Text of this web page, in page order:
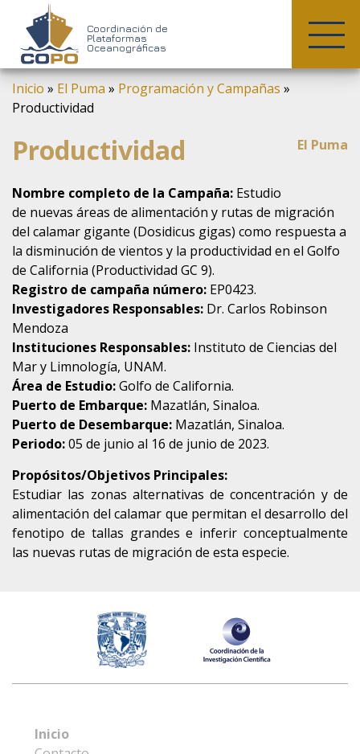
Skip
content
Coordinación de
Plataformas
Oceanográficas
Inicio » El Puma » Programación y Campañas »
Productividad
Productividad El Puma
Nombre completo de la Campaña: Estudio
de nuevas áreas de alimentación y rutas de migración
del calamar gigante (Dosidicus gigas) como respuesta a
la disminución de vientos y la productividad en el Golfo
de California (Productividad GC 9).
Registro de campaña número: EP0423.
Investigadores Responsables: Dr. Carlos Robinson
Mendoza
Instituciones Responsables: Instituto de Ciencias del
Mar y Limnología, UNAM.
Área de Estudio:Golfo de California.
Puerto de Embarque: Mazatlán, Sinaloa.
Puerto de Desembarque: Mazatlán, Sinaloa.
Periodo:05 de junio al 16 de junio de 2023.
Propósitos/Objetivos Principales:
Estudiar las zonas alternativas de concentración y de
alimentación del calamar que permitan el desarrollo del
fenotipo de tallas grandes e inferir conceptualmente
las nuevas rutas de migración de esta especie.
Inicio